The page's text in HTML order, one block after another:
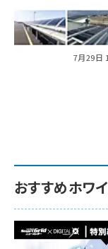
特集【
る2つ
方針と
7月29日
おすすめホワ
環境
次世